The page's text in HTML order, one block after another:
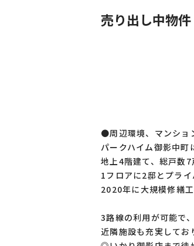
売り出し中物件
●周辺環境、マンショ
パークハイム御影中町
地上4階建て、総戸数7
1フロアに2邸とプライ
2020年に大規模修繕
3路線の利用が可能で
近隣施設も充実してお